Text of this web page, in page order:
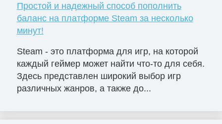
Простой и надежный способ пополнить
баланс на платформе Steam за несколько
минут!
Steam - это платформа для игр, на которой
каждый геймер может найти что-то для себя.
Здесь представлен широкий выбор игр
различных жанров, а также до...